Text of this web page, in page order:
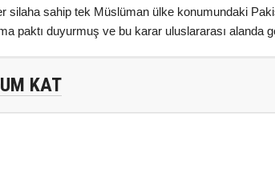
silaha sahip tek Müslüman ülke konumundaki
paktı duyurmuş ve bu karar uluslararası alanda
KAT